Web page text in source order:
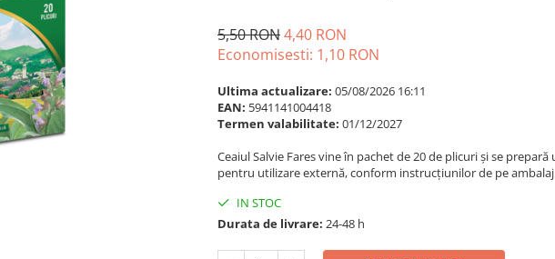
5,50 RON4,40 RON
Economisesti: 1,10 RON
Ultima actualizare: 05/08/2026 16:11
EAN: 5941141004418
Termen valabilitate: 01/12/2027
Ceaiul Salvie Fares vine în pachet de 20 de plicuri și se
pentru utilizare externă, conform instrucțiunilor de pe ambalaj
IN STOC
Durata de livrare: 24-48 h